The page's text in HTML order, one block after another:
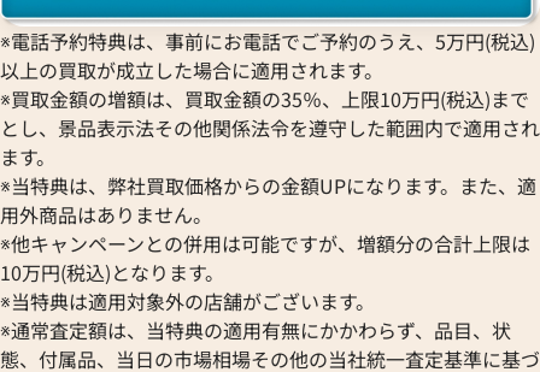
格
日時点の参考買取価格です
参考買取価格
2,790,000円
※2025年12月時点の参考買取
※電話予約特典は、事前にお電話でご予約のうえ、5万円(税込)
以上の買取が成立した場合に適用されます。
※買取金額の増額は、買取金額の35％、上限10万円(税込)まで
とし、景品表示法その他関係法令を遵守した範囲内で適用され
ます。
※当特典は、弊社買取価格からの金額UPになります。また、適
用外商品はありません。
※他キャンペーンとの併用は可能ですが、増額分の合計上限は
10万円(税込)となります。
※当特典は適用対象外の店舗がございます。
※通常査定額は、当特典の適用有無にかかわらず、品目、状
態、付属品、当日の市場相場その他の当社統一査定基準に基づ